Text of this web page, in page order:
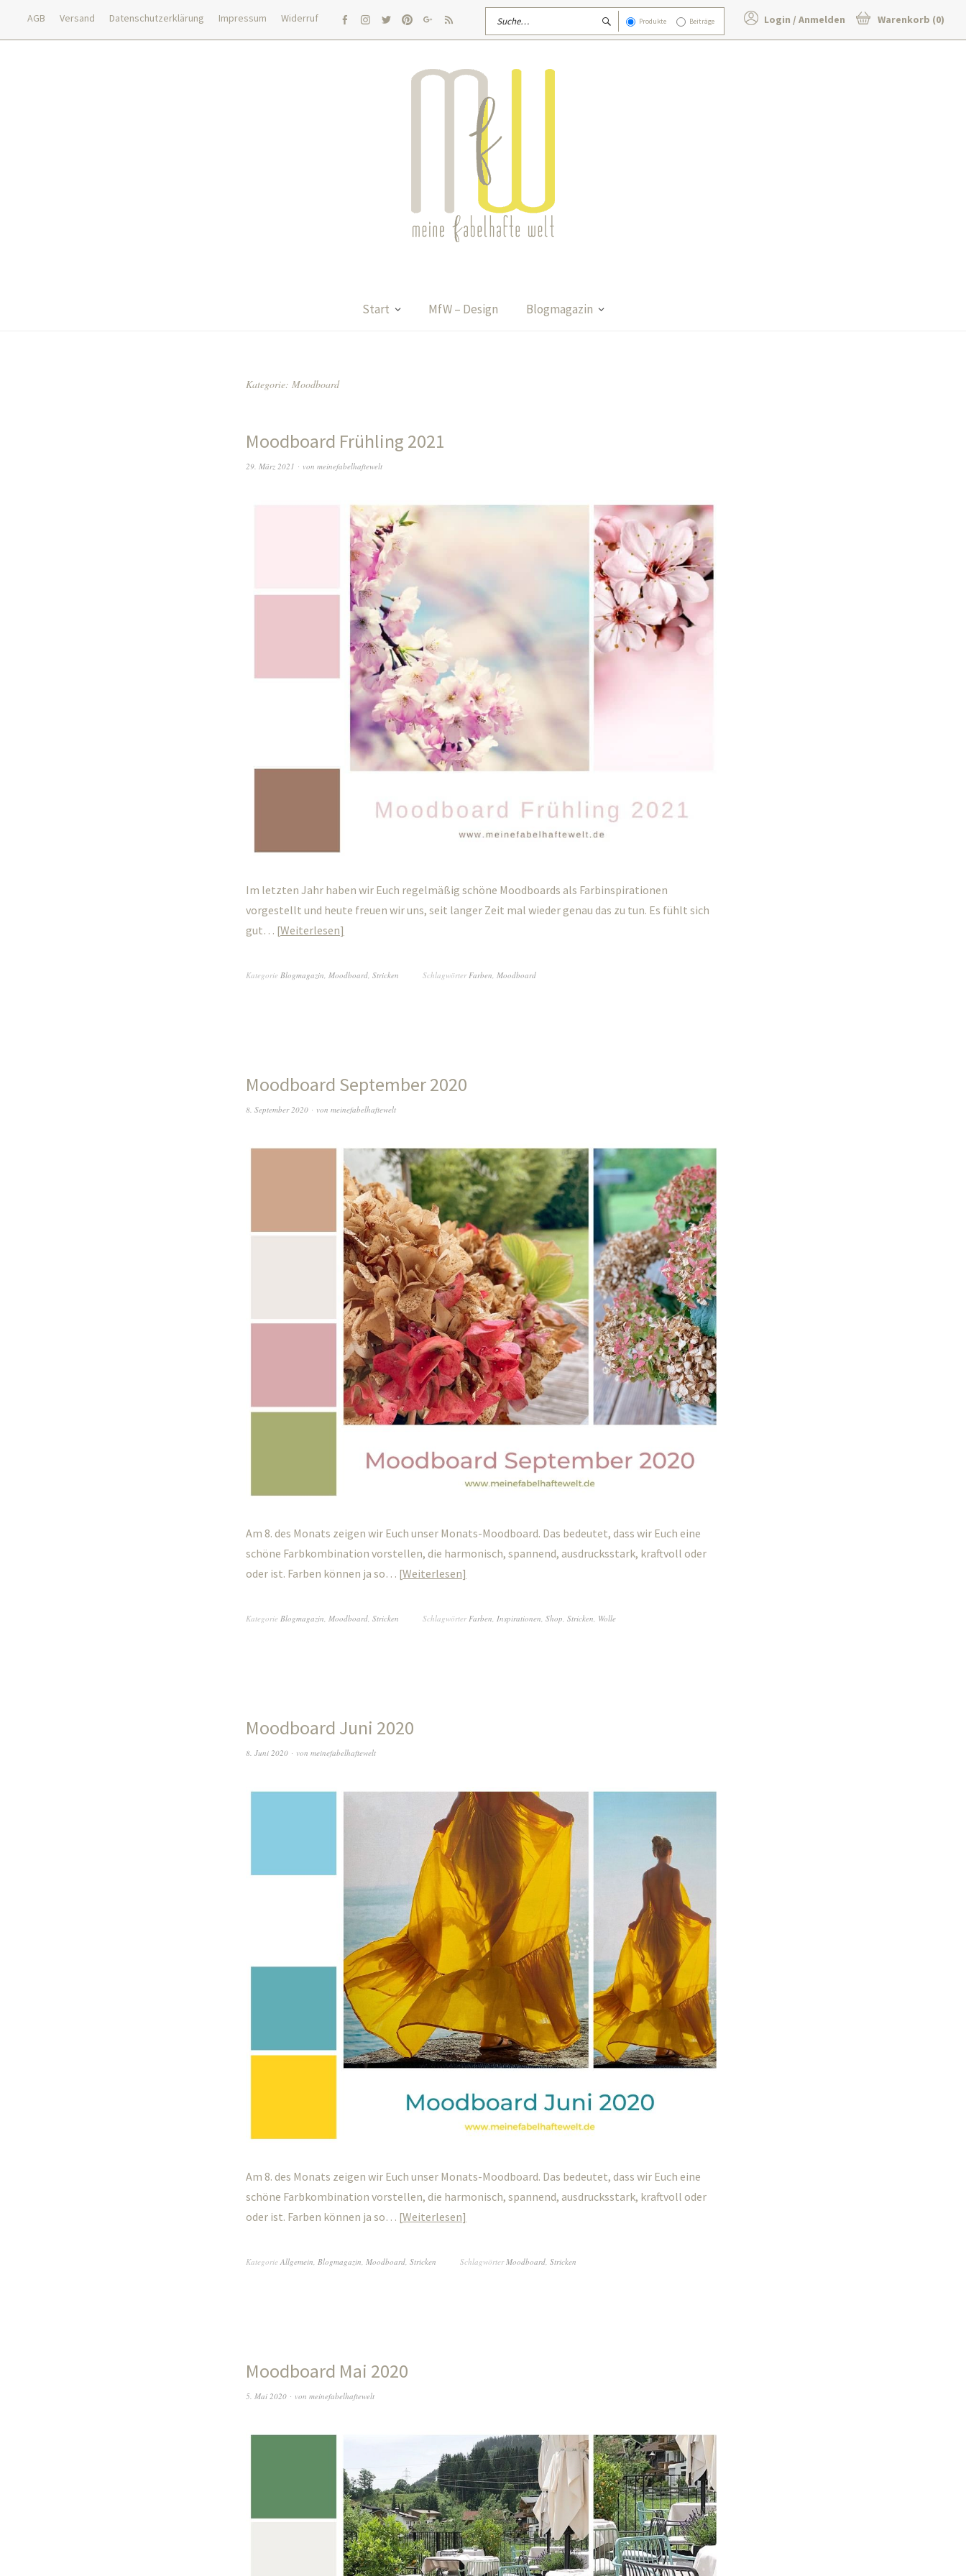
AGB Versand Datenschutzerklärung Impressum
Widerruf
facebookInstagram
twitterpinterest
google
rss
Produkte Beiträge Login / Anmelden Warenkorb (0)
Start MfW – Design Blogmagazin
Kategorie: Moodboard
Moodboard Frühling 2021
29. März 2021 von meinefabelhaftewelt
Im letzten Jahr haben wir Euch regelmäßig schöne Moodboards als Farbinspirationen
vorgestellt und heute freuen wir uns, seit langer Zeit mal wieder genau das zu tun. Es fühlt sich
gut… Weiterlesen
Kategorie Blogmagazin, Moodboard, Stricken SchlagwörterFarben, Moodboard
Moodboard September 2020
8. September 2020 von meinefabelhaftewelt
Am 8. des Monats zeigen wir Euch unser Monats-Moodboard. Das bedeutet, dass wir Euch eine
schöne Farbkombination vorstellen, die harmonisch, spannend, ausdrucksstark, kraftvoll oder
oder ist. Farben können ja so… Weiterlesen
Kategorie Blogmagazin, Moodboard, Stricken SchlagwörterFarben, Inspirationen, Shop, Stricken, Wolle
Moodboard Juni 2020
8. Juni 2020 von meinefabelhaftewelt
Am 8. des Monats zeigen wir Euch unser Monats-Moodboard. Das bedeutet, dass wir Euch eine
schöne Farbkombination vorstellen, die harmonisch, spannend, ausdrucksstark, kraftvoll oder
oder ist. Farben können ja so… Weiterlesen
Kategorie Allgemein, Blogmagazin, Moodboard, Stricken SchlagwörterMoodboard, Stricken
Moodboard Mai 2020
5. Mai 2020 von meinefabelhaftewelt